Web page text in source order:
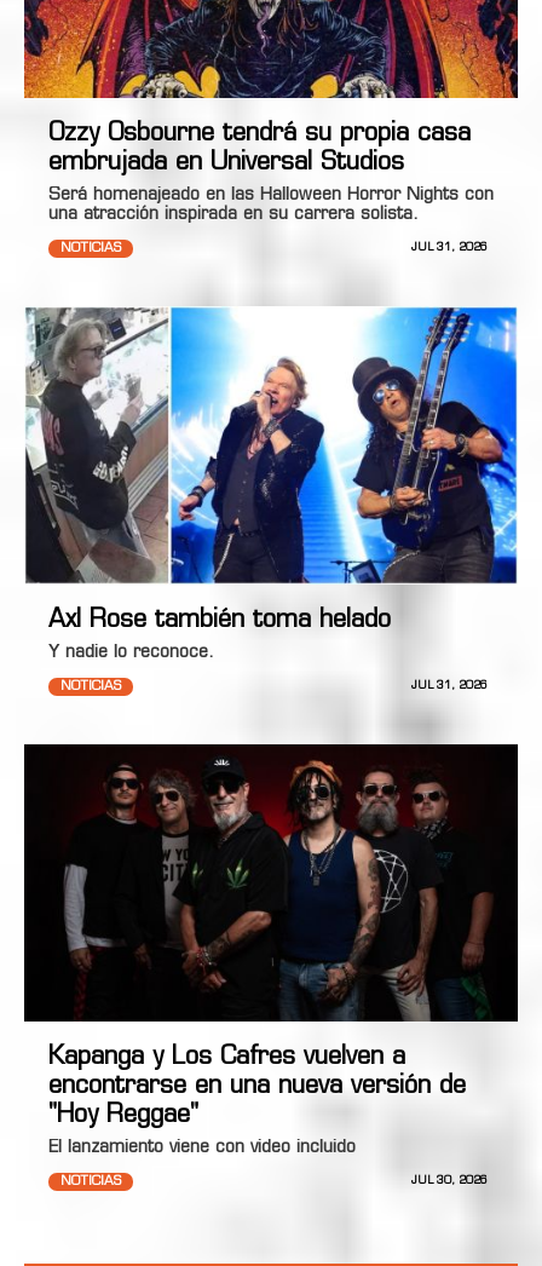
Ozzy Osbourne tendrá su propia casa
embrujada en Universal Studios
Será homenajeado en las Halloween Horror Nights con
una atracción inspirada en su carrera solista.
NOTICIAS JUL 31, 2026
Axl Rose también toma helado
Y nadie lo reconoce.
NOTICIAS JUL 31, 2026
Kapanga y Los Cafres vuelven a
encontrarse en una nueva versión de
"Hoy Reggae"
El lanzamiento viene con video incluido
NOTICIAS JUL 30, 2026